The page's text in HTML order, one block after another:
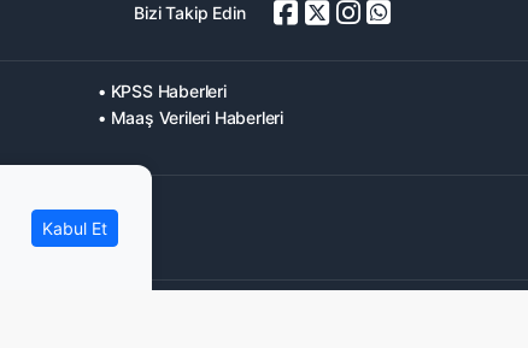
Bizi Takip Edin
• KPSS Haberleri
• Maaş Verileri Haberleri
Kabul Et